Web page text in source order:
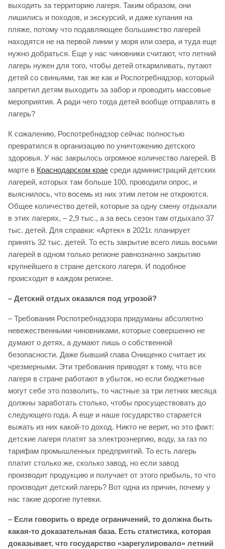
выходить за территорию лагеря. Таким образом, они
лишились и походов, и экскурсий, и даже купания на
пляже, потому что подавляющее большинство лагерей
находятся не на первой линии у моря или озера, и туда еще
нужно добраться. Еще у нас чиновники считают, что летний
лагерь нужен для того, чтобы детей откармливать, путают
детей со свиньями, так же как и Роспотребнадзор, который
запретил детям выходить за забор и проводить массовые
мероприятия. А ради чего тогда детей вообще отправлять в
лагерь?
К сожалению, Роспотребнадзор сейчас полностью
превратился в организацию по уничтожению детского
здоровья. У нас закрылось огромное количество лагерей. В
марте в Краснодарском крае среди администраций детских
лагерей, которых там больше 100, проводили опрос, и
выяснилось, что восемь из них этим летом не откроются.
Общее количество детей, которые за одну смену отдыхали
в этих лагерях, – 2,9 тыс., а за весь сезон там отдыхало 37
тыс. детей. Для справки: «Артек» в 2021г. планирует
принять 32 тыс. детей. То есть закрытие всего лишь восьми
лагерей в одном только регионе равнозначно закрытию
крупнейшего в стране детского лагеря. И подобное
происходит в каждом регионе.
– Детский отдых оказался под угрозой?
– Требования Роспотребнадзора придуманы абсолютно
невежественными чиновниками, которые совершенно не
думают о детях, а думают лишь о собственной
безопасности. Даже бывший глава Онищенко считает их
чрезмерными. Эти требования приводят к тому, что все
лагеря в стране работают в убыток, но если бюджетные
могут себе это позволить, то частные за три летних месяца
должны заработать столько, чтобы просуществовать до
следующего года. А еще и наше государство старается
выжать из них какой-то доход. Никто не верит, но это факт:
детские лагеря платят за электроэнергию, воду, за газ по
тарифам промышленных предприятий. То есть лагерь
платит столько же, сколько завод, но если завод
производит продукцию и получает от этого прибыль, то что
производит детский лагерь? Вот одна из причин, почему у
нас такие дорогие путевки.
– Если говорить о вреде ограничений, то должна быть
какая-то доказательная база. Есть статистика, которая
доказывает, что государство «зарегулировало» летний